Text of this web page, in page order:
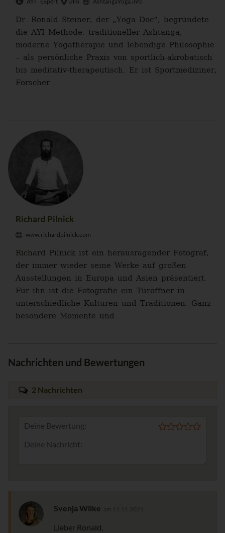
Dr. Ronald Steiner, der „Yoga Doc“, begründete
die AYI Methode: traditioneller Ashtanga,
moderne Yogatherapie und lebendige Philosophie
– als persönliche Praxis von sportlich-akrobatisch
bis meditativ-therapeutisch. Er ist Sportmediziner,
Forscher...
Richard Pilnick
www.richardpilnick.com
Richard Pilnick ist ein herausragender Fotograf,
der immer wieder seine Werke auf großen
Ausstellungen in Europa und Asien präsentiert.
Für ihn ist die Fotografie ein Türöffner in
unterschiedliche Kulturen und Traditionen. Ganz
besondere Momente und...
Nachrichten und Bewertungen
2 Nachrichten
Deine Bewertung:
Svenja Wilke
Lieber Ronald,